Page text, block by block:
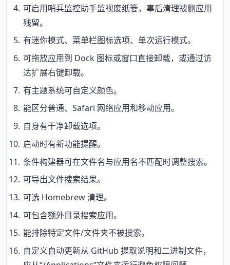
可启用哨兵监控助手监视废纸篓，事后清理被删应用
残留。
有迷你模式、菜单栏图标选项、单次运行模式。
可拖放应用到 Dock 图标或窗口直接卸载，或通过访
达扩展右键卸载。
有主题系统可自定义颜色。
能区分普通、Safari 网络应用和移动应用。
自身有干净卸载选项。
启动时有新功能提醒。
条件构建器可在文件名与应用名不匹配时调整搜索。
可导出文件搜索结果。
可选 Homebrew 清理。
可包含额外目录搜索应用。
能排除特定文件/文件夹不被搜索。
自定义自动更新从 GitHub 提取说明和二进制文件，